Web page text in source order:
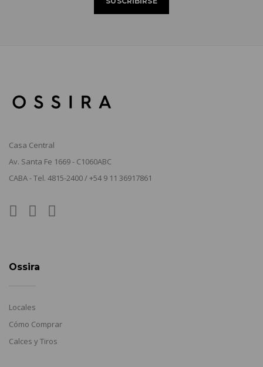
Casa Central
Av. Santa Fe 1669 - C1060ABC
CABA - Tel. 4815-2400 / +54 9 11 36917861
Ossira
Locales
Cómo Comprar
Calces y Tiros